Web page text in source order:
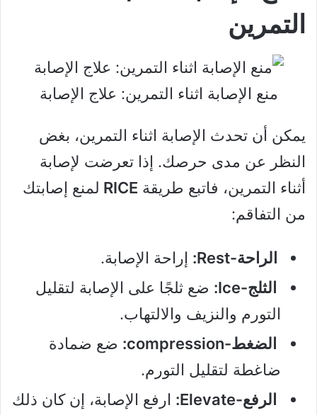
التمرين
منع الإصابة اثناء التمرين: علاج الإصابة
يمكن أن تحدث الإصابة اثناء التمرين، بغض
النظر عن مدى حرصك. إذا تعرضت لإصابة
أثناء التمرين، فاتبع طريقة RICE لمنع إصابتك
من التفاقم:
الراحة-Rest:
إراحة الإصابة.
الثلج-Ice:
ضع ثلجًا على الإصابة لتقليل
التورم والنزيف والالتهاب.
الضغط-compression:
ضع ضمادة
ضاغطة لتقليل التورم.
الرفع-Elevate:
ارفع الإصابة، إن كان ذلك